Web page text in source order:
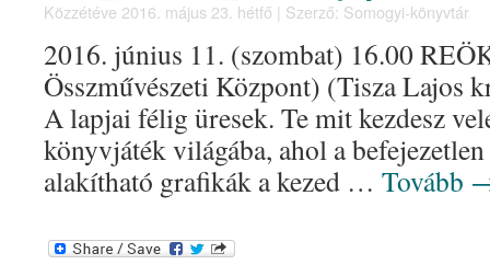
Közzétéve 2016. május 23. hétfő | Szerző: Somogyi-könyvtár
2016. június 11. (szombat) 16.00
Összművészeti Központ) (Tisza Lajos
A lapjai félig üresek. Te mit kezdesz
könyvjáték világába, ahol a
alakítható grafikák a kezed … Tovább